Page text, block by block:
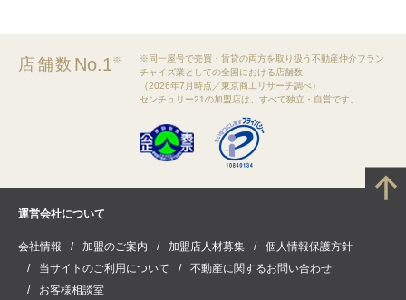
店舗数 No.1※
※同一屋号で売買・賃貸の両方を取り扱う不動産仲介フラン
チャイズ業としての全国における店舗数
（2026年7月時点／東京商工リサーチ調べ）
センチュリー21の加盟店は、すべて独立・自営です。
運営会社について
会社情報 加盟のご案内 加盟店人材募集
個人情報保護方針
当サイトのご利用について
不動産に関するお問い合わせ
お客様相談室